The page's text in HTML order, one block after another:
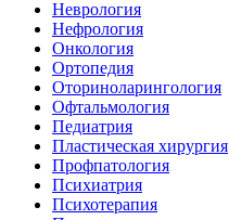
Неврология
Нефрология
Онкология
Ортопедия
Оториноларингология
Офтальмология
Педиатрия
Пластическая хирургия
Профпатология
Психиатрия
Психотерапия